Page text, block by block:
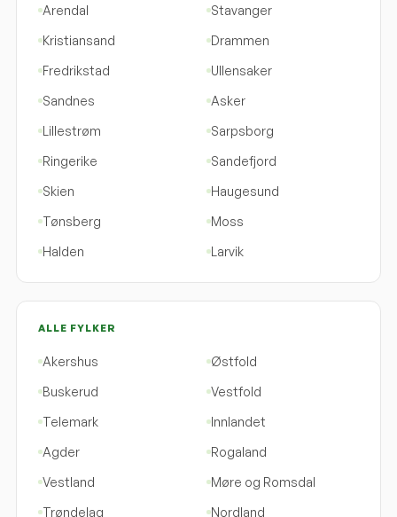
Arendal
Stavanger
Kristiansand
Drammen
Fredrikstad
Ullensaker
Sandnes
Asker
Lillestrøm
Sarpsborg
Ringerike
Sandefjord
Skien
Haugesund
Tønsberg
Moss
Halden
Larvik
ALLE FYLKER
Akershus
Østfold
Buskerud
Vestfold
Telemark
Innlandet
Agder
Rogaland
Vestland
Møre og Romsdal
Trøndelag
Nordland